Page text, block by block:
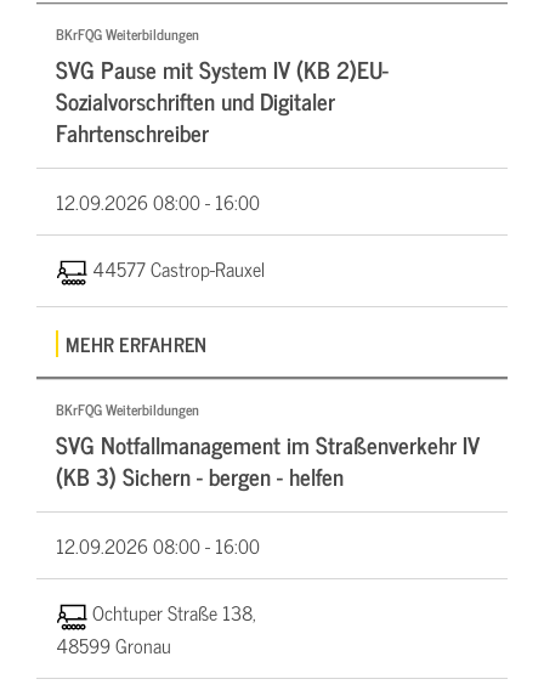
BKrFQG Weiterbildungen
SVG Pause mit System IV (KB 2)EU-
Sozialvorschriften und Digitaler
Fahrtenschreiber
12.09.202608:00 - 16:00
44577 Castrop-Rauxel
MEHR ERFAHREN
BKrFQG Weiterbildungen
SVG Notfallmanagement im Straßenverkehr IV
(KB 3) Sichern - bergen - helfen
12.09.202608:00 - 16:00
Ochtuper Straße 138,
48599 Gronau